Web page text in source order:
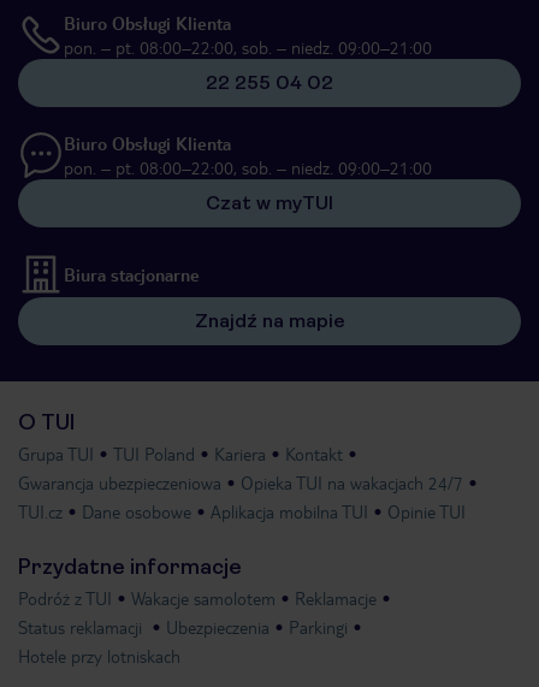
Biuro Obsługi Klienta
pon. – pt. 08:00–22:00, sob. – niedz. 09:00–21:00
22 255 04 02
Biuro Obsługi Klienta
pon. – pt. 08:00–22:00, sob. – niedz. 09:00–21:00
Czat w myTUI
Biura stacjonarne
Znajdź na mapie
O TUI
Grupa TUI TUI Poland Kariera
Kontakt
Gwarancja ubezpieczeniowa
Opieka TUI na wakacjach 24/7
TUI.cz
Dane osobowe Aplikacja mobilna TUI Opinie TUI
Przydatne informacje
Podróż z TUI Wakacje samolotem
Reklamacje
Status reklamacji
Ubezpieczenia
Parkingi
Hotele przy lotniskach